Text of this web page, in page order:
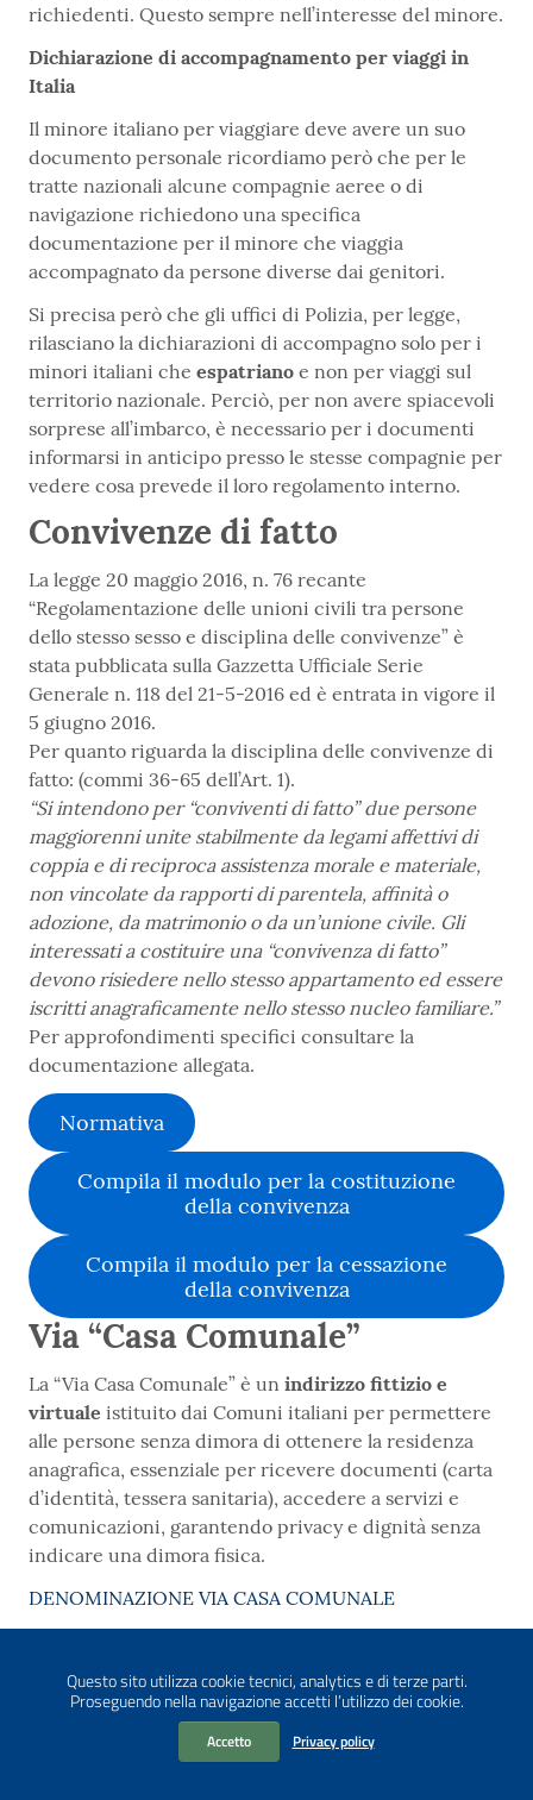
Questo sito utilizza cookie tecnici, analytics e di terze parti.
Proseguendo nella navigazione accetti l’utilizzo dei cookie.
Accetto Privacy policy
richiedenti. Questo sempre nell’interesse del minore.
Dichiarazione di accompagnamento per viaggi in
Italia
Il minore italiano per viaggiare deve avere un suo
documento personale ricordiamo però che per le
tratte nazionali alcune compagnie aeree o di
navigazione richiedono una specifica
documentazione per il minore che viaggia
accompagnato da persone diverse dai genitori.
Si precisa però che gli uffici di Polizia, per legge,
rilasciano la dichiarazioni di accompagno solo per i
minori italiani che espatriano e non per viaggi sul
territorio nazionale. Perciò, per non avere spiacevoli
sorprese all’imbarco, è necessario per i documenti
informarsi in anticipo presso le stesse compagnie per
vedere cosa prevede il loro regolamento interno.
Convivenze di fatto
La legge 20 maggio 2016, n. 76 recante
“Regolamentazione delle unioni civili tra persone
dello stesso sesso e disciplina delle convivenze” è
stata pubblicata sulla Gazzetta Ufficiale Serie
Generale n. 118 del 21-5-2016 ed è entrata in vigore il
5 giugno 2016.
Per quanto riguarda la disciplina delle convivenze di
fatto: (commi 36-65 dell’Art. 1).
“Si intendono per “conviventi di fatto” due persone
maggiorenni unite stabilmente da legami affettivi di
coppia e di reciproca assistenza morale e materiale,
non vincolate da rapporti di parentela, affinità o
adozione, da matrimonio o da un’unione civile. Gli
interessati a costituire una “convivenza di fatto”
devono risiedere nello stesso appartamento ed essere
iscritti anagraficamente nello stesso nucleo familiare.”
Per approfondimenti specifici consultare la
documentazione allegata.
Normativa
Compila il modulo per la costituzione
della convivenza
Compila il modulo per la cessazione
della convivenza
Via “Casa Comunale”
La “Via Casa Comunale” è un indirizzo fittizio e
virtuale istituito dai Comuni italiani per permettere
alle persone senza dimora di ottenere la residenza
anagrafica, essenziale per ricevere documenti (carta
d’identità, tessera sanitaria), accedere a servizi e
comunicazioni, garantendo privacy e dignità senza
indicare una dimora fisica.
DENOMINAZIONE VIA CASA COMUNALE
TEL.0173/977423
SCRIZIONE ALBO SCRUTATORI